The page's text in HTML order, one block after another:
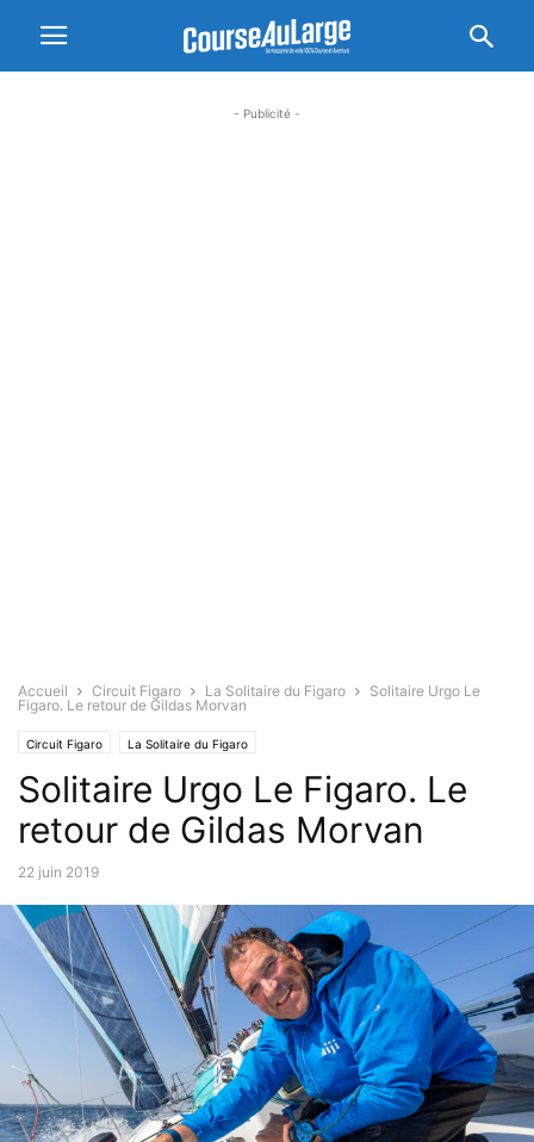
- Publicité -
Accueil Circuit Figaro La Solitaire du Figaro
Solitaire Urgo Le
Figaro. Le retour de Gildas Morvan
Circuit Figaro La Solitaire du Figaro
Solitaire Urgo Le Figaro. Le
retour de Gildas Morvan
22 juin 2019